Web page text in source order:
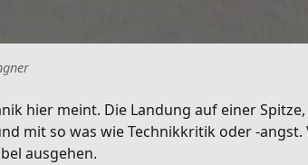
hier meint. Die Landung auf einer
mit so was wie Technikkritik oder -
ausgehen.